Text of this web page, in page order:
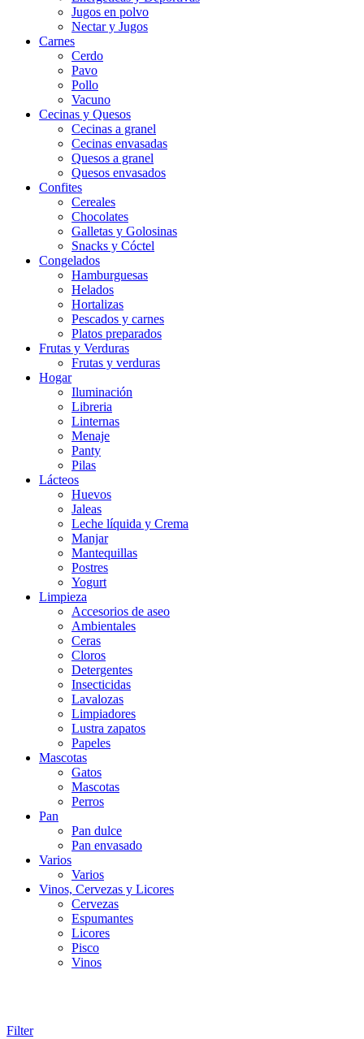
Jugos en polvo
Nectar y Jugos
Carnes
Cerdo
Pavo
Pollo
Vacuno
Cecinas y Quesos
Cecinas a granel
Cecinas envasadas
Quesos a granel
Quesos envasados
Confites
Cereales
Chocolates
Galletas y Golosinas
Snacks y Cóctel
Congelados
Hamburguesas
Helados
Hortalizas
Pescados y carnes
Platos preparados
Frutas y Verduras
Frutas y verduras
Hogar
Iluminación
Libreria
Linternas
Menaje
Panty
Pilas
Lácteos
Huevos
Jaleas
Leche líquida y Crema
Manjar
Mantequillas
Postres
Yogurt
Limpieza
Accesorios de aseo
Ambientales
Ceras
Cloros
Detergentes
Insecticidas
Lavalozas
Limpiadores
Lustra zapatos
Papeles
Mascotas
Gatos
Mascotas
Perros
Pan
Pan dulce
Pan envasado
Varios
Varios
Vinos, Cervezas y Licores
Cervezas
Espumantes
Licores
Pisco
Vinos
Filter